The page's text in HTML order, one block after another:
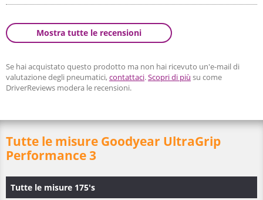
Mostra tutte le recensioni
Se hai acquistato questo prodotto ma non hai ricevuto un'e-mail di
valutazione degli pneumatici,contattaci.Scopri di più su come
DriverReviews modera le recensioni.
Tutte le misure Goodyear UltraGrip
Performance 3
Tutte le misure 175's